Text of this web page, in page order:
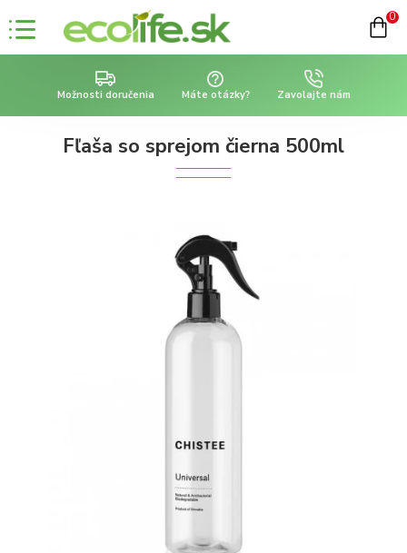
0
Možnosti doručenia Máte otázky? Zavolajte nám
Fľaša so sprejom čierna 500ml